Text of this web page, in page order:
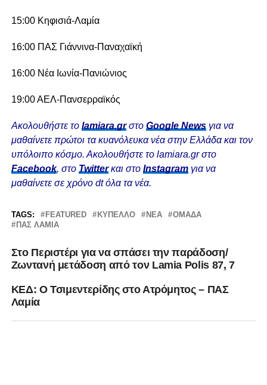
15:00 Κηφισιά-Λαμία
16:00 ΠΑΣ Γιάννινα-Παναχαϊκή
16:00 Νέα Ιωνία-Πανιώνιος
19:00 ΑΕΛ-Πανσερραϊκός
Ακολουθήστε το lamiara.grστο Google Newsγια να
μαθαίνετε πρώτοι τα κυανόλευκα νέα στην Ελλάδα και τον
υπόλοιπο κόσμο. Ακολουθήστε το lamiara.gr στο
Facebook, στο Twitterκαι στο Instagram για να
μαθαίνετε σε χρόνο dt όλα τα νέα.
TAGS: FEATURED ΚΎΠΕΛΛΟ ΝΈΑ
ΟΜΆΔΑ
ΠΑΣ ΛΑΜΙΑ
Στο Περιστέρι για να σπάσει την παράδοση/
Ζωντανή μετάδοση από τον Lamia Polis 87, 7
ΚΕΔ: Ο Τσιμεντερίδης στο Ατρόμητος – ΠΑΣ
Λαμία